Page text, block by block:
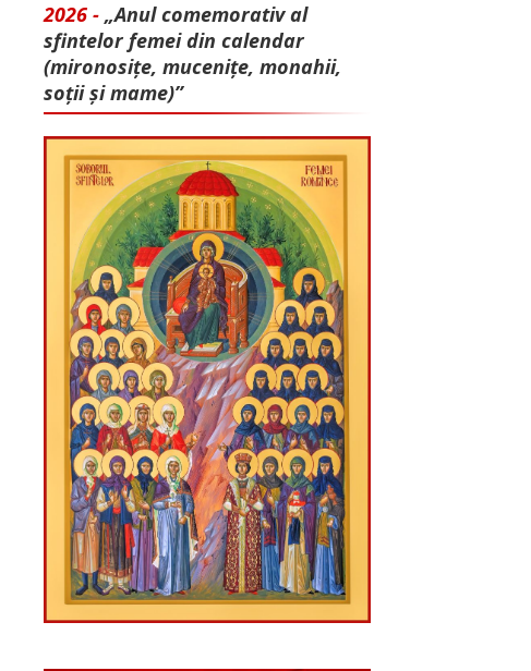
2026 - „Anul comemorativ al
sfintelor femei din calendar
(mironosițe, mu­cenițe, monahii,
soții și mame)”